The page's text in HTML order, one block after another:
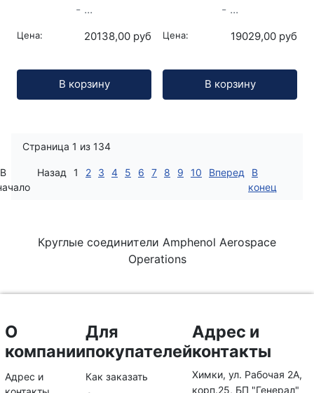
- ...
Цена: 20138,00 руб
В корзину
- ...
Цена: 19029,00 руб
В корзину
Страница 1 из 134
В
Назад 1 2 3 4 5 6 7 8 9 10 Вперед
В
конец
Круглые соединители Amphenol Aerospace
Operations
О
компании
Адрес и
Для
покупателей
Как заказать
Адрес и
контакты
Химки, ул. Рабочая 2А,
корп.25, БП "Генерал"